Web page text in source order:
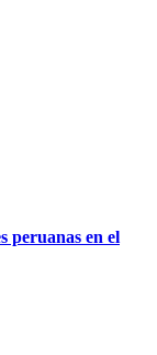
peruanas en el